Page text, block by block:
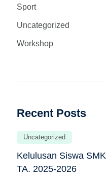
Sport
Uncategorized
Workshop
Recent Posts
Uncategorized
Kelulusan Siswa
TA. 2025-2026